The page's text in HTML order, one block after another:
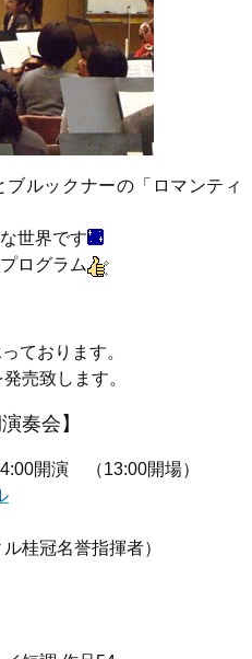
ルックナーの「ロマンティ
世界です
ログラム
ております。
売致します。
奏会】
開演 （13:00開場）
桂冠名誉指揮者）